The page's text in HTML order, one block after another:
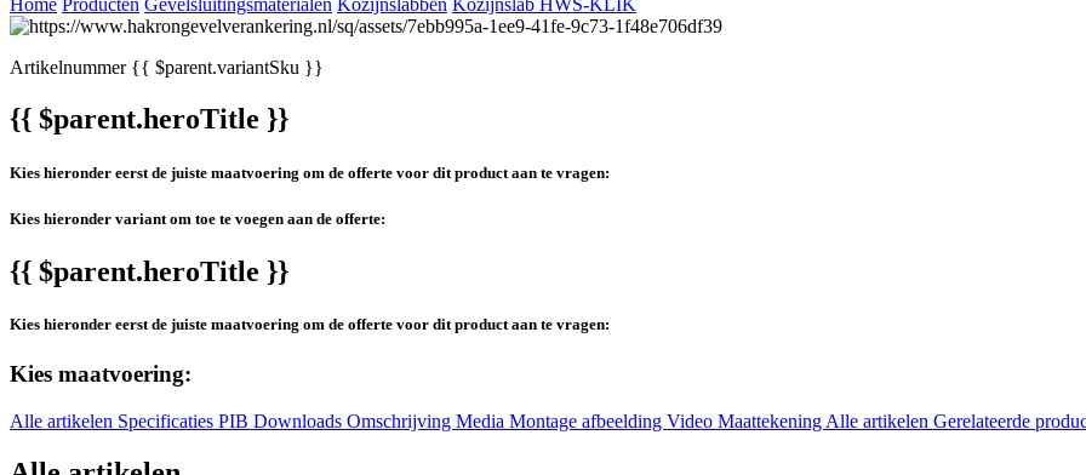
Home Producten Gevelsluitingsmaterialen Kozijnslabben Kozijnslab HWS-KLIK
Artikelnummer{{ $parent.variantSku }}
{{ $parent.heroTitle }}
Kies hieronder eerst de juiste maatvoering om de offerte voor dit product aan te vragen:
Kies hieronder variant om toe te voegen aan de offerte:
{{ $parent.heroTitle }}
Kies hieronder eerst de juiste maatvoering om de offerte voor dit product aan te vragen:
Kies maatvoering:
Alle artikelen Specificaties PIB Downloads Omschrijving Media Montage afbeelding Video Maattekening Alle artikelen Gerelateerde